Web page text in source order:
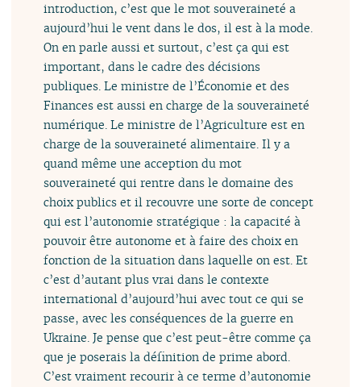
introduction, c’est que le mot souveraineté a
aujourd’hui le vent dans le dos, il est à la mode.
On en parle aussi et surtout, c’est ça qui est
important, dans le cadre des décisions
publiques. Le ministre de l’Économie et des
Finances est aussi en charge de la souveraineté
numérique. Le ministre de l’Agriculture est en
charge de la souveraineté alimentaire. Il y a
quand même une acception du mot
souveraineté qui rentre dans le domaine des
choix publics et il recouvre une sorte de concept
qui est l’autonomie stratégique : la capacité à
pouvoir être autonome et à faire des choix en
fonction de la situation dans laquelle on est. Et
c’est d’autant plus vrai dans le contexte
international d’aujourd’hui avec tout ce qui se
passe, avec les conséquences de la guerre en
Ukraine. Je pense que c’est peut-être comme ça
que je poserais la définition de prime abord.
C’est vraiment recourir à ce terme d’autonomie